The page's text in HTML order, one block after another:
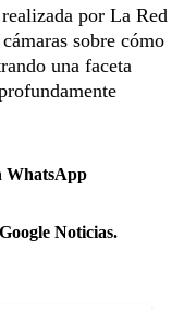
por La Red
sobre cómo
una faceta
WhatsApp
Noticias.